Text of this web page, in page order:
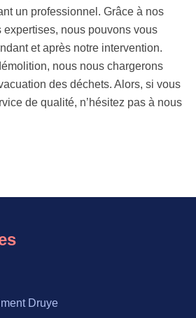
un professionnel. Grâce à nos
expertises, nous pouvons vous
et après notre intervention.
nous nous chargerons
des déchets. Alors, si vous
de qualité, n’hésitez pas à nous
Druye